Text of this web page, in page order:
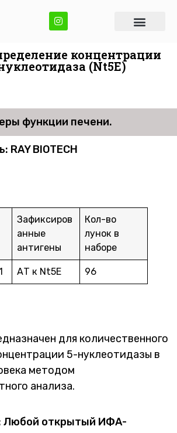
концентрации
(Nt5E)
функции печени.
RAY BIOTECH
Зафиксиров
анные
антигены
Кол-во
лунок в
наборе
АТ к Nt5E 96
для количественного
5-нуклеотидазы в
методом
анализа.
Любой открытый ИФА-